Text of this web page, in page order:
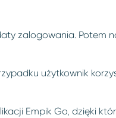
zalogowania.
użytkownik
Empik Go, dzięki